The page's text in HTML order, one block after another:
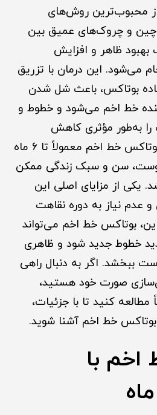
محبوب‌ترین روش‌های
چین و چروک‌های عمیق بین
ظاهر و افزایش
می‌شود. این درمان با تزریق
بوتاکس، باعث شل شدن
خط اخم می‌شود و خطوط و
به‌طور مؤثری کاهش
می‌دهد. ماندگاری اثر بوتاکس خط اخم معمولاً تا ۶ ماه
سن و سبک زندگی ممکن
یکی از مزایای اصلی این
عدم نیاز به دوره نقاهت
بوتاکس خط اخم می‌تواند
خطوط جدید شود و ظاهری
ببخشد. اگر به دنبال راهی
صورت خود هستید،
مطالعه کنید تا با جزئیات،
بوتاکس خط اخم آشنا شوید.
با